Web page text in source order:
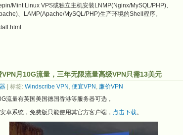
Mint Linux VPS或独立主机安装LNMP(Nginx/MySQL/PHP)、
、LAMP(Apache/MySQL/PHP)生产环境的Shell程序。
月10G流量，三年无限流量高级VPN只需13美元
| 标签: Windscribe VPN , 便宜VPN , 廉价VPN
流量有英国美国德国香港等服务器可选，
卓系统，免费版只能使用其官方客户端， 点击下载。